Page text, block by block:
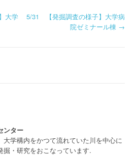
大学
5/31 【発掘調査の様子】大学病
院ゼミナール棟 →
ンター
学構内をかつて流れていた川を中心に
・研究をおこなっています.